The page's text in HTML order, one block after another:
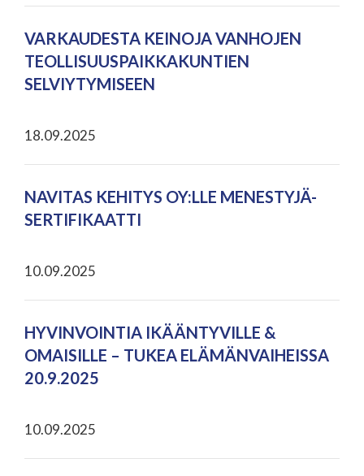
VARKAUDESTA KEINOJA VANHOJEN
TEOLLISUUSPAIKKAKUNTIEN
SELVIYTYMISEEN
18.09.2025
NAVITAS KEHITYS OY:LLE MENESTYJÄ-
SERTIFIKAATTI
10.09.2025
HYVINVOINTIA IKÄÄNTYVILLE &
OMAISILLE – TUKEA ELÄMÄNVAIHEISSA
20.9.2025
10.09.2025